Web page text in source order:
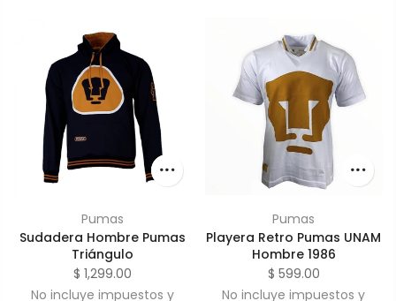
Pumas
Sudadera Hombre Pumas
Triángulo
$ 1,299.00
No incluye impuestos y
Pumas
Playera Retro Pumas UNAM
Hombre 1986
$ 599.00
No incluye impuestos y